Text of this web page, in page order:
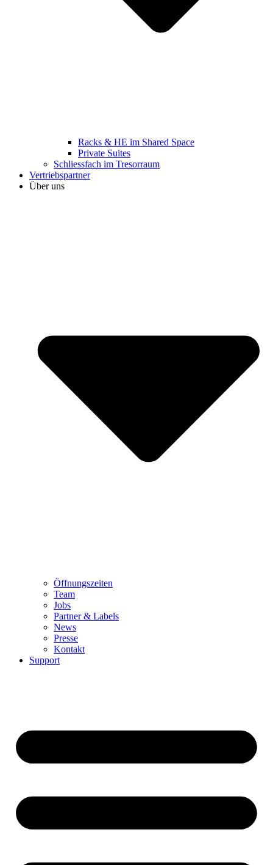
Racks & HE im Shared Space
Private Suites
Schliessfach im Tresorraum
Vertriebspartner
Über uns
Öffnungszeiten
Team
Jobs
Partner & Labels
News
Presse
Kontakt
Support